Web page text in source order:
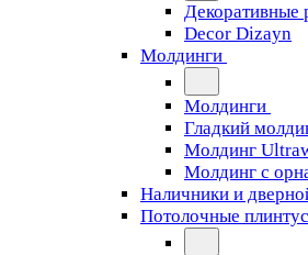
Декоративные
Decor Dizayn
Молдинги
Молдинги
Гладкий
Молдинг
Молдинг с
Наличники и
Потолочные